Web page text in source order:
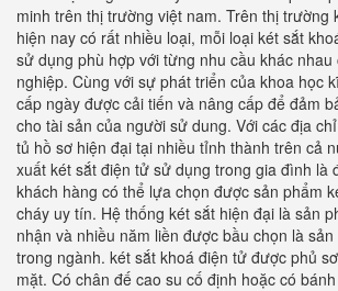
minh trên thị trường việt nam. Trên thị trường
hiện nay có rất nhiều loại, mỗi loại két sắt
sử dụng phù hợp với từng nhu cầu khác nhau
nghiệp. Cùng với sự phát triển của khoa học
cấp ngày được cải tiến và nâng cấp để đảm
cho tài sản của người sử dung. Với các địa
tủ hồ sơ hiện đại tại nhiều tỉnh thành trên cả
xuất két sắt điện tử sử dụng trong gia đình là
khách hàng có thể lựa chọn được sản phẩm
cháy uy tín. Hệ thống két sắt hiện đại là sản
nhận và nhiều năm liền được bầu chọn là
trong ngành. két sắt khoá điện tử được phủ
mặt. Có chân đế cao su cố định hoặc có